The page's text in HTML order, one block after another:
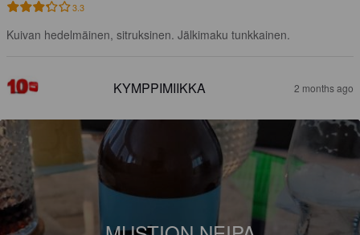
3.3
Kuivan hedelmäinen, sitruksinen. Jälkimaku tunkkainen.
KYMPPIMIIKKA 2 months ago